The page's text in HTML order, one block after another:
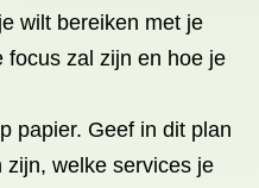
wilt bereiken met je
focus zal zijn en hoe je
papier. Geef in dit plan
welke services je